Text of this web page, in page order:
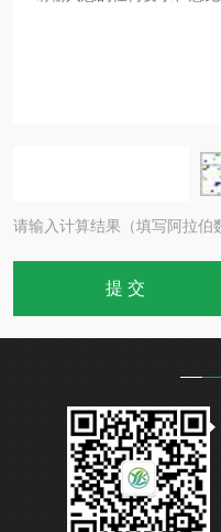
请输入计算结果（填写阿拉伯